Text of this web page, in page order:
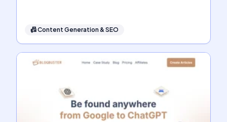
📠Content Generation & SEO